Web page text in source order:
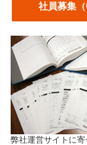
社員募集（
弊社運営サイトに